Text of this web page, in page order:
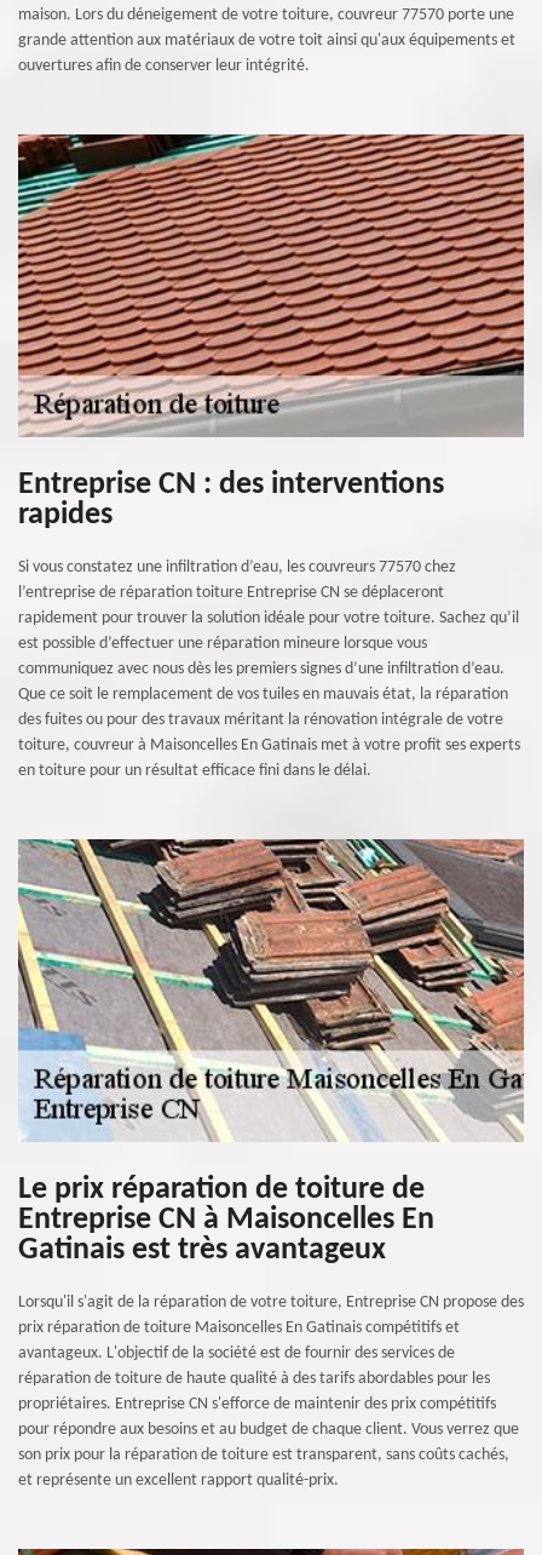
maison. Lors du déneigement de votre toiture, couvreur 77570 porte une
grande attention aux matériaux de votre toit ainsi qu'aux équipements et
ouvertures afin de conserver leur intégrité.
Entreprise CN : des interventions
rapides
Si vous constatez une infiltration d’eau, les couvreurs 77570 chez
l’entreprise de réparation toiture Entreprise CN se déplaceront
rapidement pour trouver la solution idéale pour votre toiture. Sachez qu’il
est possible d’effectuer une réparation mineure lorsque vous
communiquez avec nous dès les premiers signes d’une infiltration d’eau.
Que ce soit le remplacement de vos tuiles en mauvais état, la réparation
des fuites ou pour des travaux méritant la rénovation intégrale de votre
toiture, couvreur à Maisoncelles En Gatinais met à votre profit ses experts
en toiture pour un résultat efficace fini dans le délai.
Le prix réparation de toiture de
Entreprise CN à Maisoncelles En
Gatinais est très avantageux
Lorsqu'il s'agit de la réparation de votre toiture, Entreprise CN propose des
prix réparation de toiture Maisoncelles En Gatinais compétitifs et
avantageux. L'objectif de la société est de fournir des services de
réparation de toiture de haute qualité à des tarifs abordables pour les
propriétaires. Entreprise CN s'efforce de maintenir des prix compétitifs
pour répondre aux besoins et au budget de chaque client. Vous verrez que
son prix pour la réparation de toiture est transparent, sans coûts cachés,
et représente un excellent rapport qualité-prix.